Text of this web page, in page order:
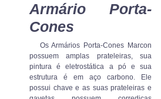
Armário Porta-
Cones
Os Armários Porta-Cones Marcon
possuem amplas prateleiras, sua
pintura é eletrostática a pó e sua
estrutura é em aço carbono. Ele
possui chave e as suas prateleiras e